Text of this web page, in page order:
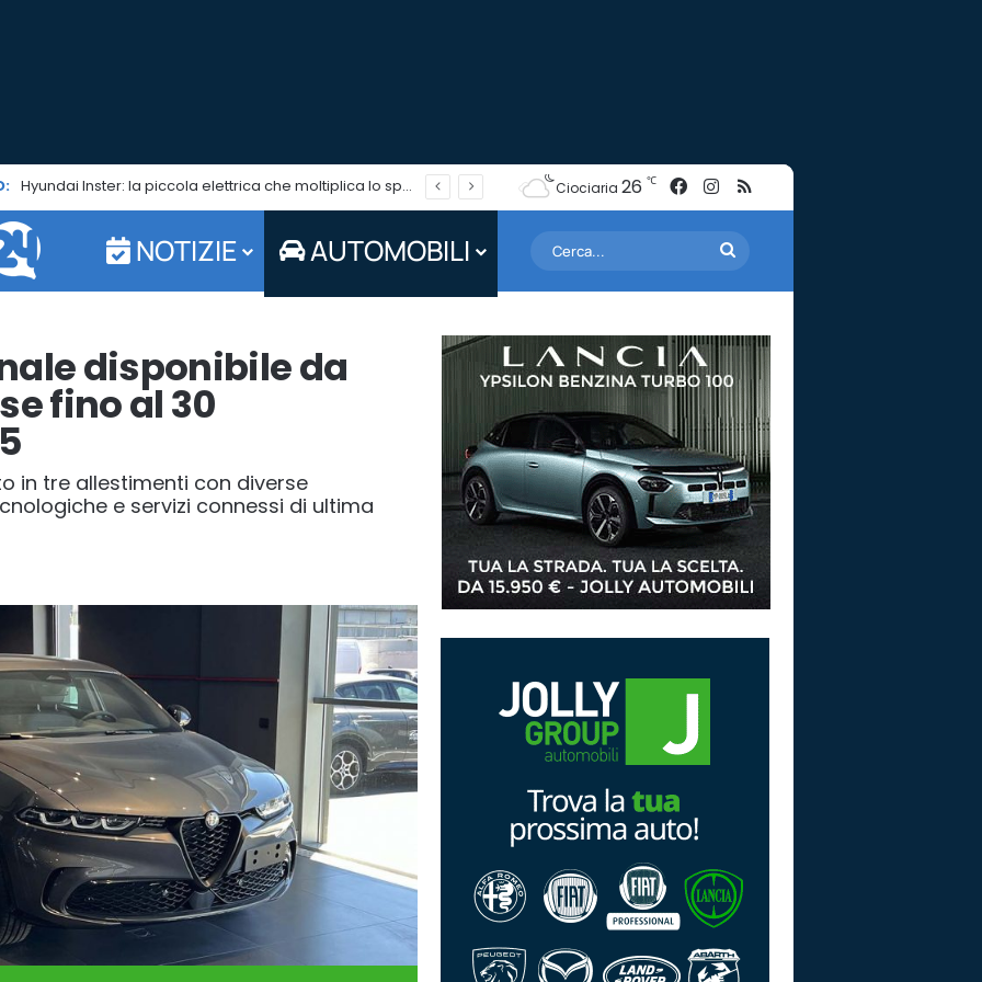
Hyundai i20 GPL: l’auto adatta a fronteggiare il caro carburanti. Tua in pronta consegna da Jolly Auto Ciociaria 26 ℃ FacebookInstagram
RSS
NOTIZIE AUTOMOBILI
disponibile da
fino al 30
in tre allestimenti con diverse
e servizi connessi di ultima